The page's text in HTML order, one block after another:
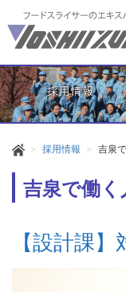
採用情報 吉泉
吉泉で働く
【設計課】